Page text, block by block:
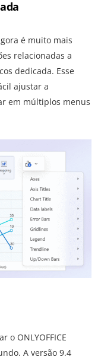
é muito mais
relacionadas a
dedicada. Esse
ajustar a
em múltiplos menus
ONLYOFFICE
A versão 9.4